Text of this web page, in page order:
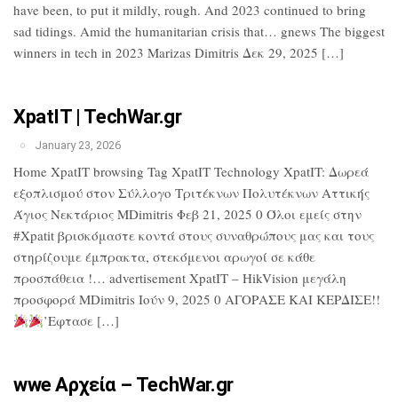
have been, to put it mildly, rough. And 2023 continued to bring
sad tidings. Amid the humanitarian crisis that… gnews The biggest
winners in tech in 2023 Marizas Dimitris Δεκ 29, 2025 […]
XpatIT | TechWar.gr
January 23, 2026
Home XpatIT browsing Tag XpatIT Technology XpatIT: Δωρεά
εξοπλισμού στον Σύλλογο Τριτέκνων Πολυτέκνων Αττικής
Άγιος Νεκτάριος MDimitris Φεβ 21, 2025 0 Όλοι εμείς στην
#Xpatit βρισκόμαστε κοντά στους συναθρώπους μας και τους
στηρίζουμε έμπρακτα, στεκόμενοι αρωγοί σε κάθε
προσπάθεια !… advertisement XpatIT – HikVision μεγάλη
προσφορά MDimitris Ιούν 9, 2025 0 ΑΓΟΡΑΣΕ ΚΑΙ ΚΕΡΔΙΣΕ!!
’Εφτασε […]
wwe Αρχεία – TechWar.gr